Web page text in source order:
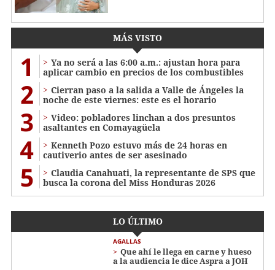
MÁS VISTO
1
Ya no será a las 6:00 a.m.: ajustan hora para
aplicar cambio en precios de los combustibles
2
Cierran paso a la salida a Valle de Ángeles la
noche de este viernes: este es el horario
3
Video: pobladores linchan a dos presuntos
asaltantes en Comayagüela
4
Kenneth Pozo estuvo más de 24 horas en
cautiverio antes de ser asesinado
5
Claudia Canahuati, la representante de SPS que
busca la corona del Miss Honduras 2026
LO ÚLTIMO
AGALLAS
Que ahí le llega en carne y hueso
a la audiencia le dice Aspra a JOH